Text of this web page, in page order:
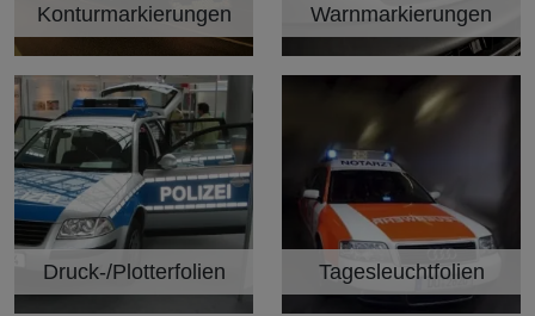
Kategorie
Konturmarkierungen
Kategorie
Warnmarkierungen
Druck-/Plotterfolien Tagesleuchtfolien